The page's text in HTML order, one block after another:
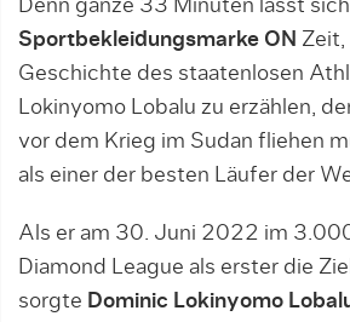
Denn ganze 33 Minuten lässt
Sportbekleidungsmarke ON Zeit,
Geschichte des staatenlosen
Lokinyomo Lobalu zu erzählen,
vor dem Krieg im Sudan fliehen
als einer der besten Läufer der
Als er am 30. Juni 2022 im
Diamond League als erster die
sorgte Dominic Lokinyomo